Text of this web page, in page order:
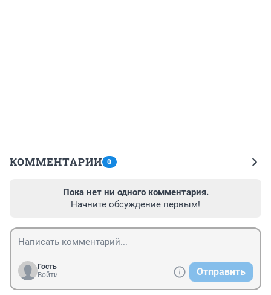
КОММЕНТАРИИ 0
Пока нет ни одного комментария.
Начните обсуждение первым!
Гость
Войти
Отправить